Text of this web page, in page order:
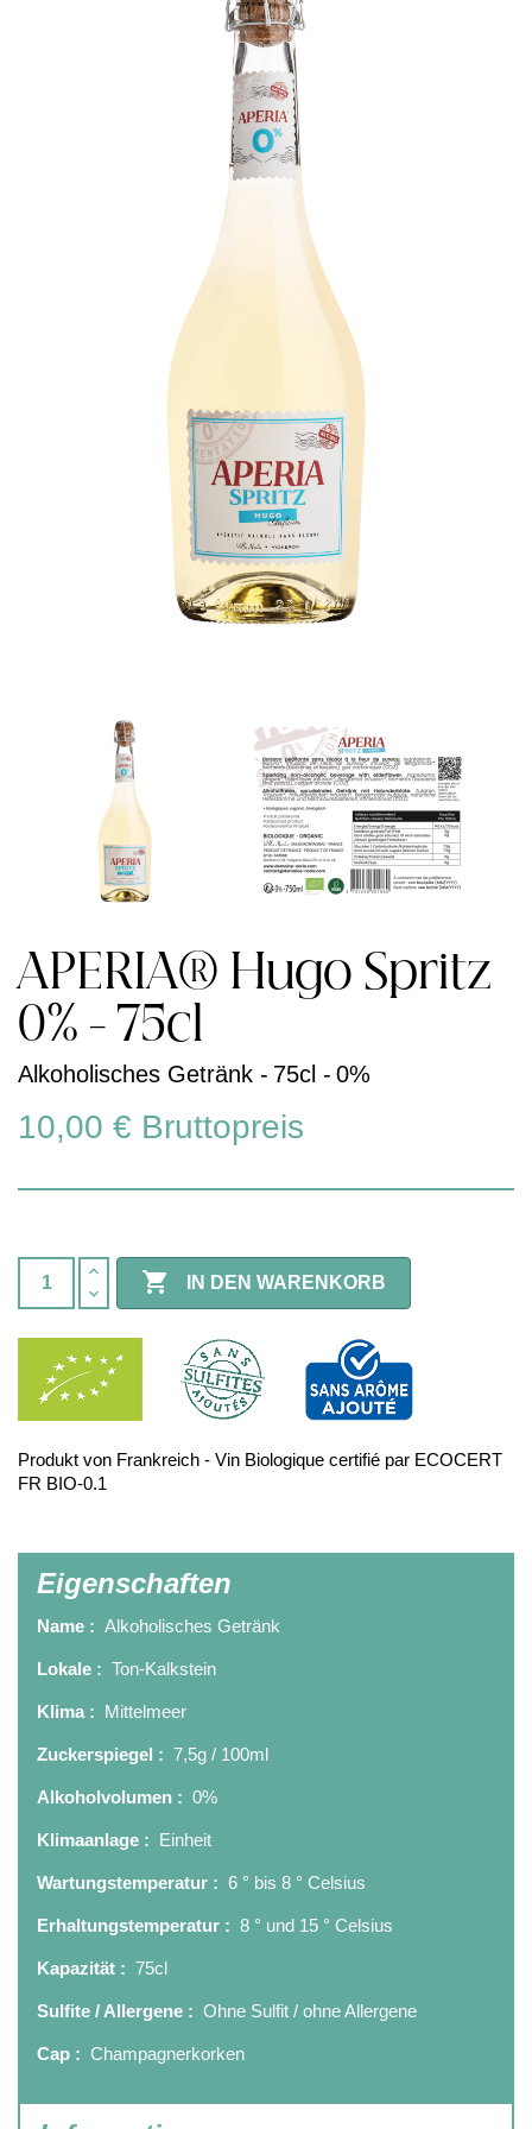
APERIA® Hugo Spritz
0% - 75cl
Alkoholisches Getränk - 75cl - 0%
10,00 € Bruttopreis
 IN DEN WARENKORB
Produkt von Frankreich - Vin Biologique certifié par ECOCERT
FR BIO-0.1
Eigenschaften
Name : Alkoholisches Getränk
Lokale : Ton-Kalkstein
Klima : Mittelmeer
Zuckerspiegel : 7,5g / 100ml
Alkoholvolumen : 0%
Klimaanlage : Einheit
Wartungstemperatur : 6 ° bis 8 ° Celsius
Erhaltungstemperatur : 8 ° und 15 ° Celsius
Kapazität : 75cl
Sulfite / Allergene : Ohne Sulfit / ohne Allergene
Cap : Champagnerkorken